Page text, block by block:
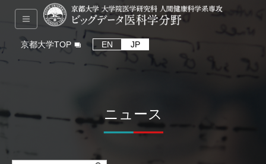
京都大学TOP EN JP
ニュース